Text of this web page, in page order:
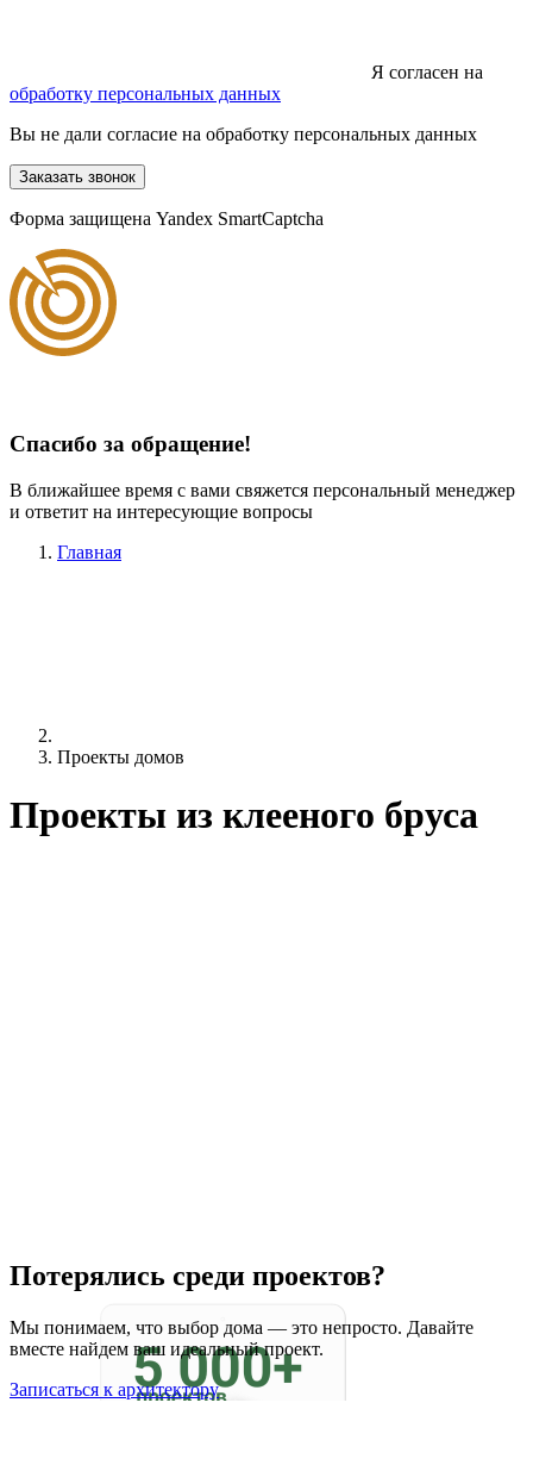
Я согласен на
обработку персональных данных
Вы не дали согласие на обработку персональных данных
Заказать звонок
Форма защищена Yandex SmartCaptcha
Спасибо за обращение!
В ближайшее время с вами свяжется персональный менеджер
и ответит на интересующие вопросы
Главная
Проекты домов
Проекты из клееного бруса
Потерялись среди проектов?
Мы понимаем, что выбор дома — это непросто. Давайте
вместе найдем ваш идеальный проект.
Записаться к архитектору